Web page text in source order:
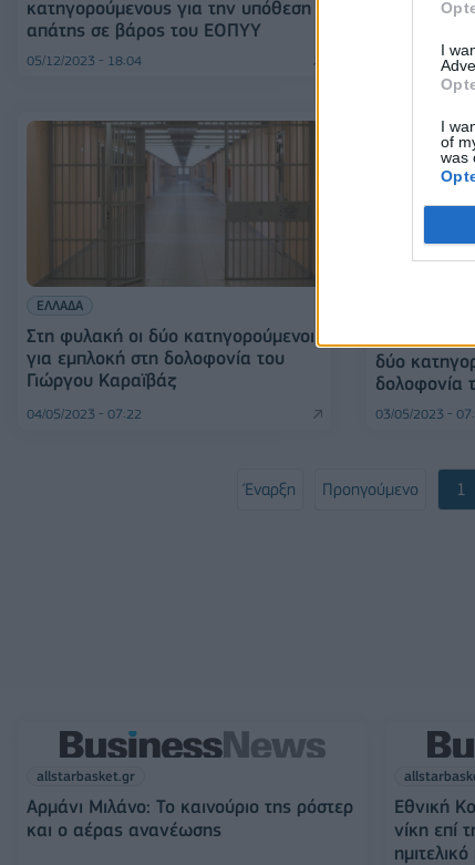
I
I
of
was
κατηγορούμενους για την υπόθεση
απάτης σε βάρος του ΕΟΠΥΥ
05/12/2023 - 18:04
δώσουν οι
20/10/2023 -
ΕΛΛΑΔΑ
Στη φυλακή οι δύο κατηγορούμενοι
για εμπλοκή στη δολοφονία του
Γιώργου Καραϊβάζ
04/05/2023 - 07:22
δύο
δολοφονία
03/05/2023 -
Έναρξη Προηγούμενο 1
allstarbasket.gr
Αρμάνι Μιλάνο: Το καινούριο της ρόστερ
και ο αέρας ανανέωσης
Εθνική
νίκη επί